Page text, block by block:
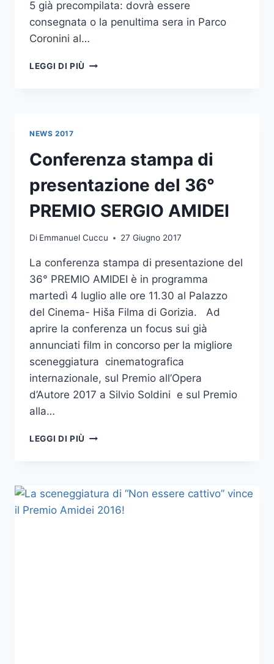
5 già precompilata: dovrà essere
consegnata o la penultima sera in Parco
Coronini al…
LEGGI DI PIÙ PREMIO
NEWS 2017
Conferenza stampa di
presentazione del 36°
PREMIO SERGIO AMIDEI
Di Emmanuel Cuccu 27 Giugno 2017
La conferenza stampa di presentazione del
36° PREMIO AMIDEI è in programma
martedì 4 luglio alle ore 11.30 al Palazzo
del Cinema- Hiša Filma di Gorizia. Ad
aprire la conferenza un focus sui già
annunciati film in concorso per la migliore
sceneggiatura cinematografica
internazionale, sul Premio all’Opera
d’Autore 2017 a Silvio Soldini e sul Premio
alla…
LEGGI DI PIÙ CONFERENZA
36°
PREMIO